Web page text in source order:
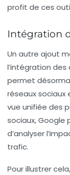
profit de ces
Intégration
Un autre ajout
l’intégration des
permet
réseaux sociaux
vue unifiée des
sociaux, Google
d’analyser
trafic.
Pour illustrer